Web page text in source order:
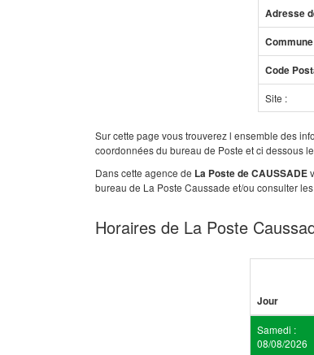
Adresse
Commune
Code
Site :
Sur cette page vous trouverez l ensemble des
coordonnées du bureau de Poste et ci dessous
Dans cette agence de La Poste de CAUSSADE
bureau de La Poste Caussade et/ou consulter les
Horaires de La Poste
Jour
Samedi :
08/08/2026